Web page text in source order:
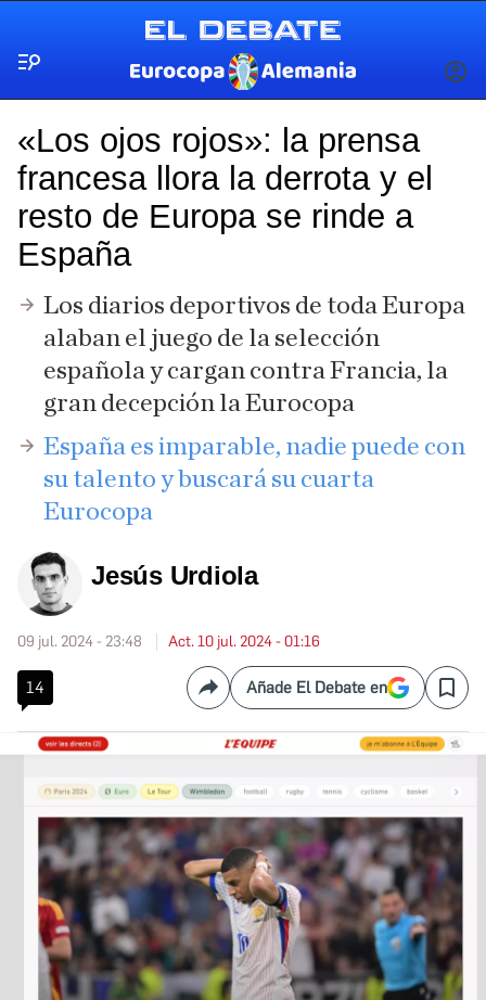
INICIAR
«Los ojos rojos»: la prensa
francesa llora la derrota y el
resto de Europa se rinde a
España
Los diarios deportivos de toda Europa
alaban el juego de la selección
española y cargan contra Francia, la
gran decepción la Eurocopa
España es imparable, nadie puede con
su talento y buscará su cuarta
Eurocopa
Jesús Urdiola
09 jul. 2024 - 23:48 Act. 10 jul. 2024 - 01:16
14 CompartirAñade El Debate en Save